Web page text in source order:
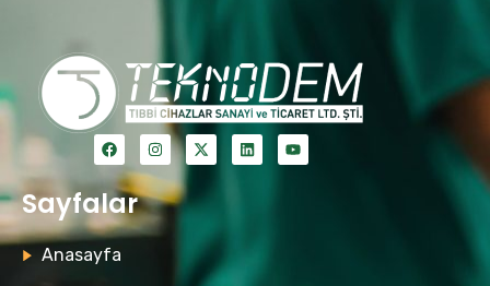
Sayfalar
Anasayfa